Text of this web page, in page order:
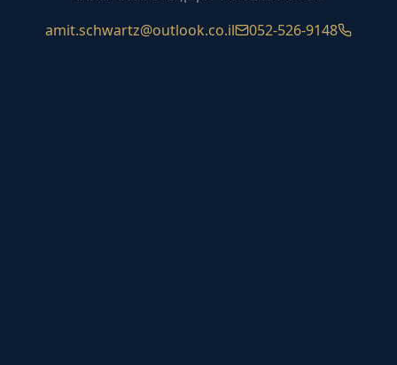
052-526-9148
amit.schwartz@outlook.co.il